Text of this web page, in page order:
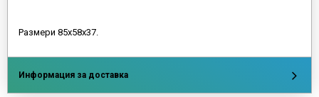
Размери 85х58х37.
Информация за доставка